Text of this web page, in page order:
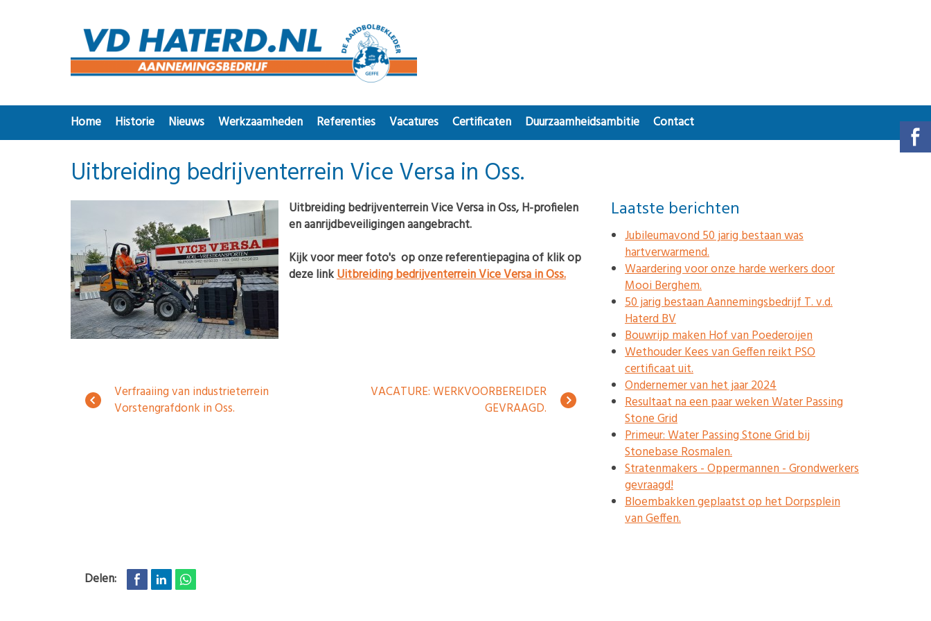
Home Historie Nieuws Werkzaamheden Referenties Vacatures Certificaten Duurzaamheidsambitie Contact
Uitbreiding bedrijventerrein Vice Versa in Oss.
Uitbreiding bedrijventerrein Vice Versa in Oss, H-profielen
en aanrijdbeveiligingen aangebracht.
Kijk voor meer foto's op onze referentiepagina of klik op
deze linkUitbreiding bedrijventerrein Vice Versa in Oss.
Verfraaiing van industrieterrein
Vorstengrafdonk in Oss.
VACATURE: WERKVOORBEREIDER
GEVRAAGD.
Laatste berichten
Jubileumavond 50 jarig bestaan was
hartverwarmend.
Waardering voor onze harde werkers door
Mooi Berghem.
50 jarig bestaan Aannemingsbedrijf T. v.d.
Haterd BV
Bouwrijp maken Hof van Poederoijen
Wethouder Kees van Geffen reikt PSO
certificaat uit.
Ondernemer van het jaar 2024
Resultaat na een paar weken Water Passing
Stone Grid
Primeur: Water Passing Stone Grid bij
Stonebase Rosmalen.
Stratenmakers - Oppermannen - Grondwerkers
gevraagd!
Bloembakken geplaatst op het Dorpsplein
van Geffen.
Delen: